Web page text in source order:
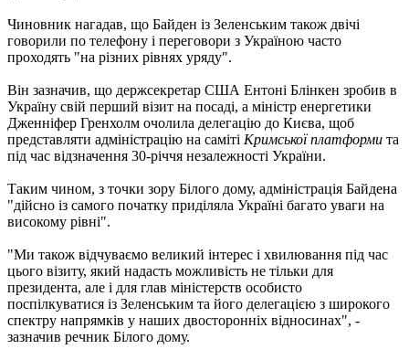
Чиновник нагадав, що Байден із Зеленським також двічі
говорили по телефону і переговори з Україною часто
проходять "на різних рівнях уряду".
Він зазначив, що держсекретар США Ентоні Блінкен зробив в
Україну свій перший візит на посаді, а міністр енергетики
Дженніфер Гренхолм очолила делегацію до Києва, щоб
представляти адміністрацію на саміті Кримської платформи та
під час відзначення 30-річчя незалежності України.
Таким чином, з точки зору Білого дому, адміністрація Байдена
"дійсно із самого початку приділяла Україні багато уваги на
високому рівні".
"Ми також відчуваємо великий інтерес і хвилювання під час
цього візиту, який надасть можливість не тільки для
президента, але і для глав міністерств особисто
поспілкуватися із Зеленським та його делегацією з широкого
спектру напрямків у наших двосторонніх відносинах", -
зазначив речник Білого дому.